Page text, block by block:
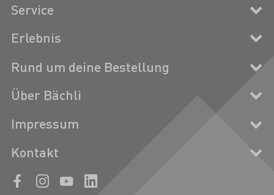
Service
Erlebnis
Rund um deine Bestellung
Über Bächli
Impressum
Kontakt